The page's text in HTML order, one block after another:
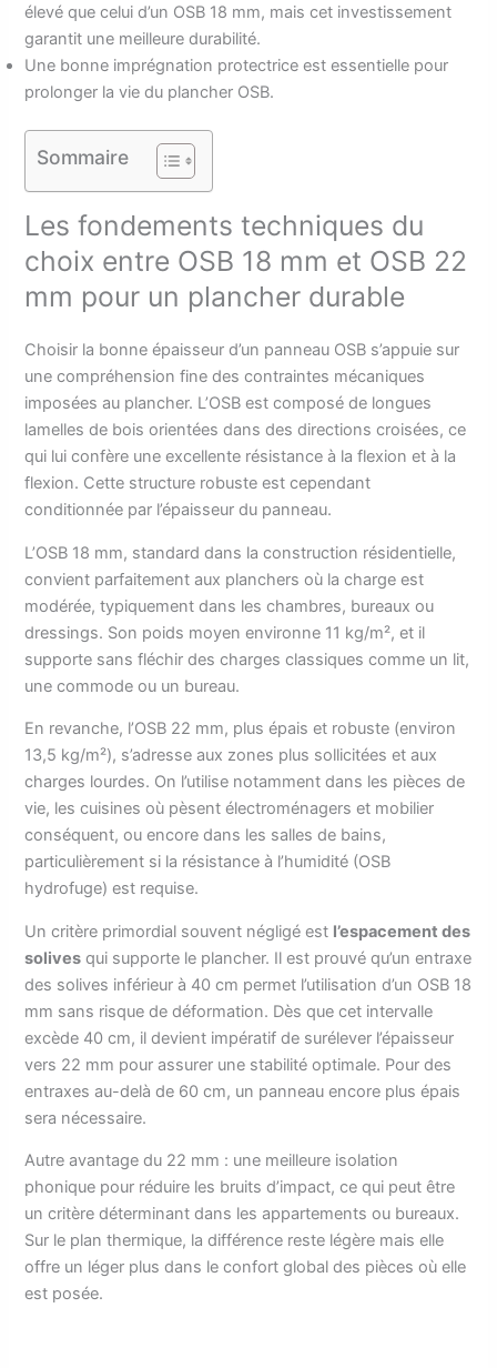
élevé que celui d’un OSB 18 mm, mais cet investissement
garantit une meilleure durabilité.
Une bonne imprégnation protectrice est essentielle pour
prolonger la vie du plancher OSB.
Sommaire
Les fondements techniques du
choix entre OSB 18 mm et OSB 22
mm pour un plancher durable
Choisir la bonne épaisseur d’un panneau OSB s’appuie sur
une compréhension fine des contraintes mécaniques
imposées au plancher. L’OSB est composé de longues
lamelles de bois orientées dans des directions croisées, ce
qui lui confère une excellente résistance à la flexion et à la
flexion. Cette structure robuste est cependant
conditionnée par l’épaisseur du panneau.
L’OSB 18 mm, standard dans la construction résidentielle,
convient parfaitement aux planchers où la charge est
modérée, typiquement dans les chambres, bureaux ou
dressings. Son poids moyen environne 11 kg/m², et il
supporte sans fléchir des charges classiques comme un lit,
une commode ou un bureau.
En revanche, l’OSB 22 mm, plus épais et robuste (environ
13,5 kg/m²), s’adresse aux zones plus sollicitées et aux
charges lourdes. On l’utilise notamment dans les pièces de
vie, les cuisines où pèsent électroménagers et mobilier
conséquent, ou encore dans les salles de bains,
particulièrement si la résistance à l’humidité (OSB
hydrofuge) est requise.
Un critère primordial souvent négligé est l’espacement des
solives qui supporte le plancher. Il est prouvé qu’un entraxe
des solives inférieur à 40 cm permet l’utilisation d’un OSB 18
mm sans risque de déformation. Dès que cet intervalle
excède 40 cm, il devient impératif de surélever l’épaisseur
vers 22 mm pour assurer une stabilité optimale. Pour des
entraxes au-delà de 60 cm, un panneau encore plus épais
sera nécessaire.
Autre avantage du 22 mm : une meilleure isolation
phonique pour réduire les bruits d’impact, ce qui peut être
un critère déterminant dans les appartements ou bureaux.
Sur le plan thermique, la différence reste légère mais elle
offre un léger plus dans le confort global des pièces où elle
est posée.